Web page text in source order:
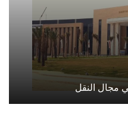
مجال النقل